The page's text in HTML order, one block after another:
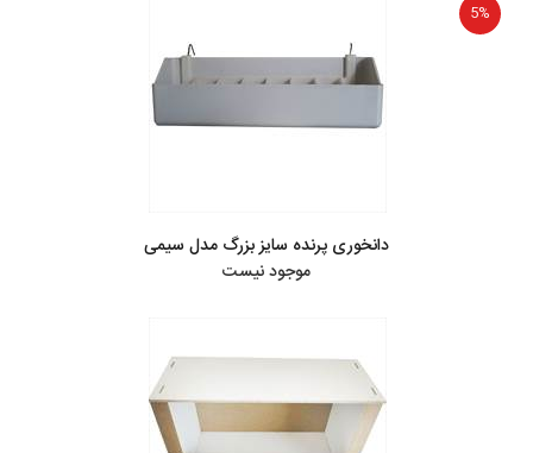
5%
دانخوری پرنده سایز بزرگ مدل سیمی
موجود نیست